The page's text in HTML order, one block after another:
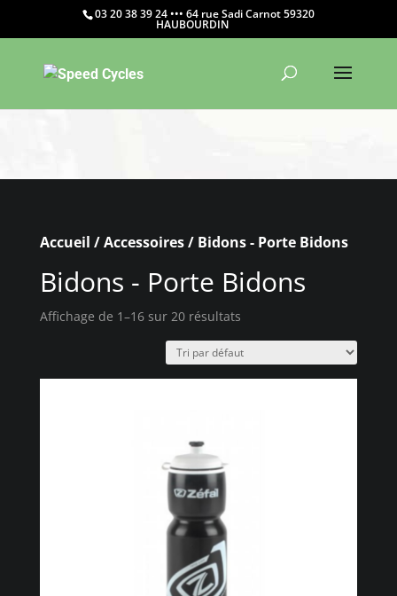
Warning: Constant WP_CRON_LOCK_TIMEOUT already
defined in
03 20 38 39 24 ••• 64 rue Sadi Carnot 59320
HAUBOURDIN
Accueil /Accessoires/ Bidons - Porte Bidons
Bidons - Porte Bidons
Affichage de 1–16 sur 20 résultats